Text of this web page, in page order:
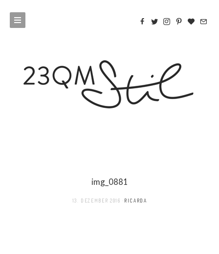
img_0881
13. DEZEMBER 2016 RICARDA